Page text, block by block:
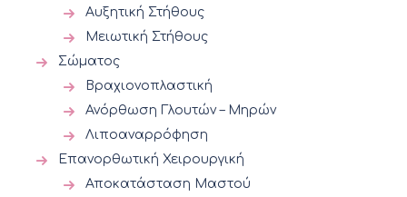
Αυξητική Στήθους
Μειωτική Στήθους
Σώματος
Βραχιονοπλαστική
Ανόρθωση Γλουτών – Μηρών
Λιποαναρρόφηση
Επανορθωτική Χειρουργική
Αποκατάσταση Μαστού